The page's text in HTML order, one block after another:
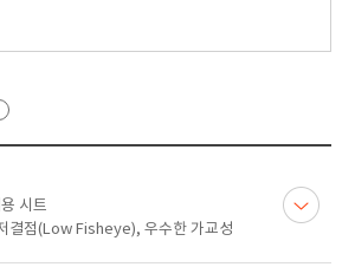
시트
결점(Low Fisheye), 우수한 가교성